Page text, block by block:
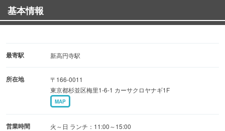
基本情報
最寄駅 新高円寺駅
所在地
〒166-0011
東京都杉並区梅里1-6-1 カーサクロヤナギ1F
MAP
営業時間
火～日 ランチ：11:00～15:00